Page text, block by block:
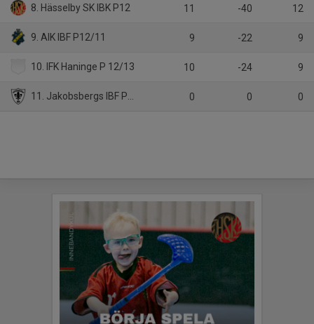
8. Hässelby SK IBK P12 11 -40 12
9. AIK IBF P12/11 9 -22 9
10. IFK Haninge P 12/13 10 -24 9
11. Jakobsbergs IBF P12 2 0 0 0